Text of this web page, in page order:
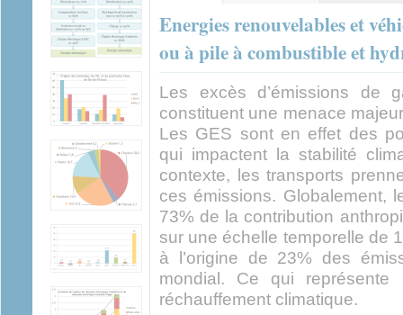
actif)
Energies renouvelables et
ou à pile à combustible et
Les excès d’émissions de
constituent une menace
Les GES sont en effet des
qui impactent la stabilité
contexte, les transports
ces émissions. Globalement,
73% de la contribution
sur une échelle temporelle de
à l’origine de 23% des
mondial. Ce qui
réchauffement climatique.